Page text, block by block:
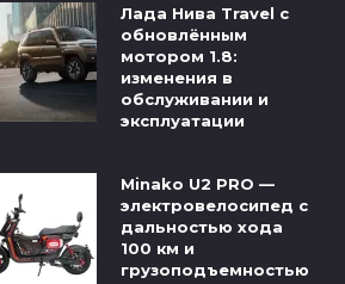
Лада Нива Travel с
обновлённым
мотором 1.8:
изменения в
обслуживании и
эксплуатации
Minako U2 PRO —
электровелосипед с
дальностью хода
100 км и
грузоподъемностью